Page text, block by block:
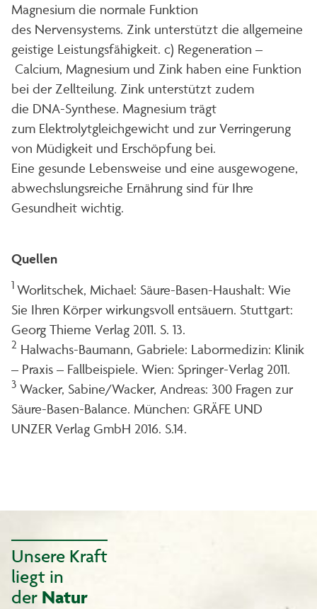
Magnesium die normale Funktion
des Nervensystems. Zink unterstützt die allgemeine
geistige Leistungsfähigkeit. c) Regeneration –
Calcium, Magnesium und Zink haben eine Funktion
bei der Zellteilung. Zink unterstützt zudem
die DNA-Synthese. Magnesium trägt
zum Elektrolytgleichgewicht und zur Verringerung
von Müdigkeit und Erschöpfung bei.
Eine gesunde Lebensweise und eine ausgewogene,
abwechslungsreiche Ernährung sind für Ihre
Gesundheit wichtig.
Quellen
1 Worlitschek, Michael: Säure-Basen-Haushalt: Wie
Sie Ihren Körper wirkungsvoll entsäuern. Stuttgart:
Georg Thieme Verlag 2011. S. 13.
2 Halwachs-Baumann, Gabriele: Labormedizin: Klinik
– Praxis – Fallbeispiele. Wien: Springer-Verlag 2011.
3 Wacker, Sabine/Wacker, Andreas: 300 Fragen zur
Säure-Basen-Balance. München: GRÄFE UND
UNZER Verlag GmbH 2016. S.14.
Unsere Kraft
liegt in
der Natur